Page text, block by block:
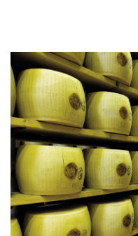
ECO-NOMY
INDUSTRIA VERDE
FOOD&TRAVEL
HEALTH&WELLNESS
GREEN TECH
GLOCAL